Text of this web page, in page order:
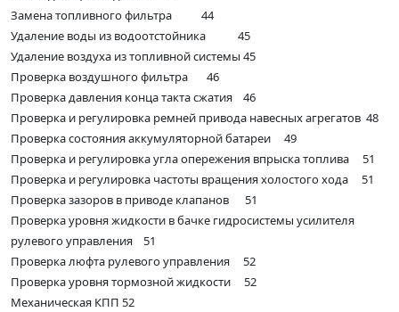
Замена топливного фильтра 44
Удаление воды из водоотстойника 45
Удаление воздуха из топливной системы 45
Проверка воздушного фильтра 46
Проверка давления конца такта сжатия 46
Проверка и регулировка ремней привода навесных агрегатов 48
Проверка состояния аккумуляторной батареи 49
Проверка и регулировка угла опережения впрыска топлива 51
Проверка и регулировка частоты вращения холостого хода 51
Проверка зазоров в приводе клапанов 51
Проверка уровня жидкости в бачке гидросистемы усилителя
рулевого управления 51
Проверка люфта рулевого управления 52
Проверка уровня тормозной жидкости 52
Механическая КПП 52